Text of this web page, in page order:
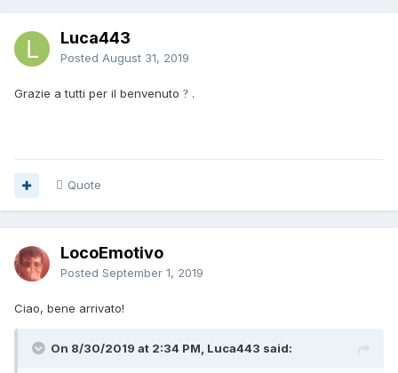
Luca443
Posted August 31, 2019
Grazie a tutti per il benvenuto ? .
Quote
LocoEmotivo
Posted September 1, 2019
Ciao, bene arrivato!
On 8/30/2019 at 2:34 PM, Luca443 said: